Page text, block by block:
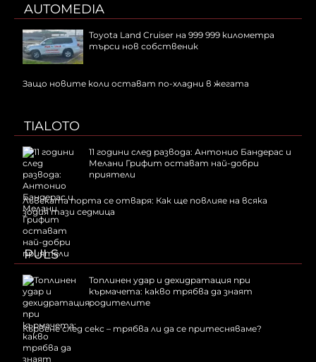
AUTOMEDIA
Toyota Land Cruiser на 999 999 километра
търси нов собственик
Защо новите коли остават по-хладни в жегата
TIALOTO
11 години след развода: Антонио Бандерас и
Мелани Грифит остават най-добри
приятели
Лъвската порта се отваря: Как ще повлияе на всяка
зодия тази седмица
PULS
Топлинен удар и дехидратация при
кърмачета: какво трябва да знаят
родителите
Кървене след секс – трябва ли да се притесняваме?